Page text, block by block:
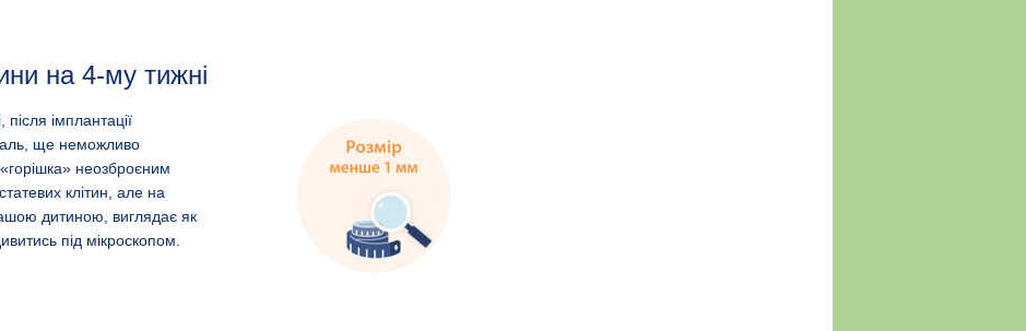
на 4-му тижні
імплантації
ще неможливо
неозброєним
клітин, але на
дитиною, виглядає як
під мікроскопом.